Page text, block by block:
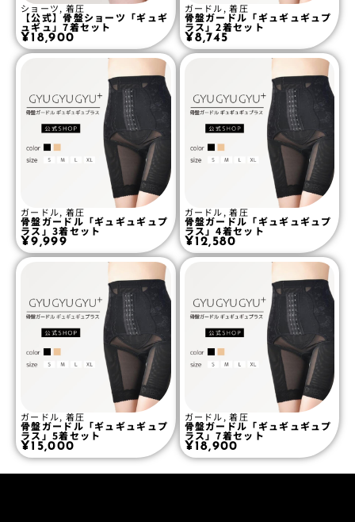
ショーツ,着圧
【公式】骨盤ショーツ「ギュギ
ュギュ」7着セット
¥18,900
ガードル,着圧
骨盤ガードル「ギュギュギュプ
ラス」2着セット
¥8,745
ガードル, 着圧
骨盤ガードル「ギュギュギュプ
ラス」3着セット
¥9,999
ガードル,着圧
骨盤ガードル「ギュギュギュプ
ラス」4着セット
¥12,580
ガードル, 着圧
骨盤ガードル「ギュギュギュプ
ラス」5着セット
¥15,000
ガードル,着圧
骨盤ガードル「ギュギュギュプ
ラス」7着セット
¥18,900